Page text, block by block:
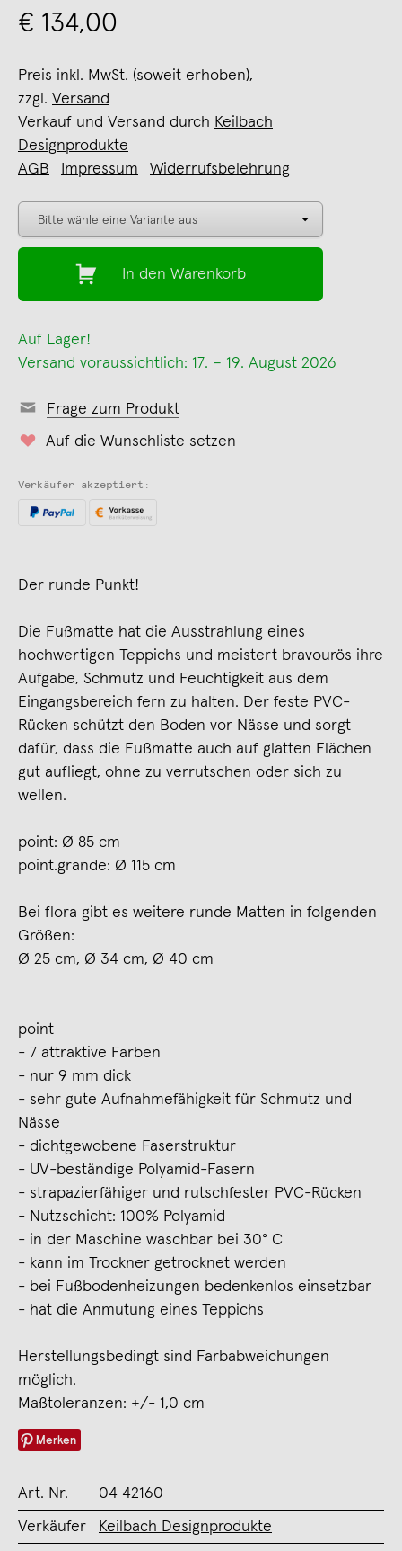
€ 134,00
Preis inkl. MwSt. (soweit erhoben),
zzgl. Versand
Verkauf und Versand durch Keilbach
Designprodukte
AGB
Impressum Widerrufsbelehrung
In den Warenkorb
Auf Lager!
Versand voraussichtlich: 17. – 19. August 2026
Frage zum Produkt
Auf die Wunschliste setzen
Verkäufer akzeptiert:
Der runde Punkt!
Die Fußmatte hat die Ausstrahlung eines
hochwertigen Teppichs und meistert bravourös ihre
Aufgabe, Schmutz und Feuchtigkeit aus dem
Eingangsbereich fern zu halten. Der feste PVC-
Rücken schützt den Boden vor Nässe und sorgt
dafür, dass die Fußmatte auch auf glatten Flächen
gut aufliegt, ohne zu verrutschen oder sich zu
wellen.
point: Ø 85 cm
point.grande: Ø 115 cm
Bei flora gibt es weitere runde Matten in folgenden
Größen:
Ø 25 cm, Ø 34 cm, Ø 40 cm
point
- 7 attraktive Farben
- nur 9 mm dick
- sehr gute Aufnahmefähigkeit für Schmutz und
Nässe
- dichtgewobene Faserstruktur
- UV-beständige Polyamid-Fasern
- strapazierfähiger und rutschfester PVC-Rücken
- Nutzschicht: 100% Polyamid
- in der Maschine waschbar bei 30° C
- kann im Trockner getrocknet werden
- bei Fußbodenheizungen bedenkenlos einsetzbar
- hat die Anmutung eines Teppichs
Herstellungsbedingt sind Farbabweichungen
möglich.
Maßtoleranzen: +/- 1,0 cm
Merken
Art. Nr. 04 42160
Verkäufer Keilbach Designprodukte